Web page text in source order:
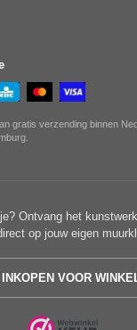
gratis verzending binnen
Ontvang het
op jouw eigen
VOOR